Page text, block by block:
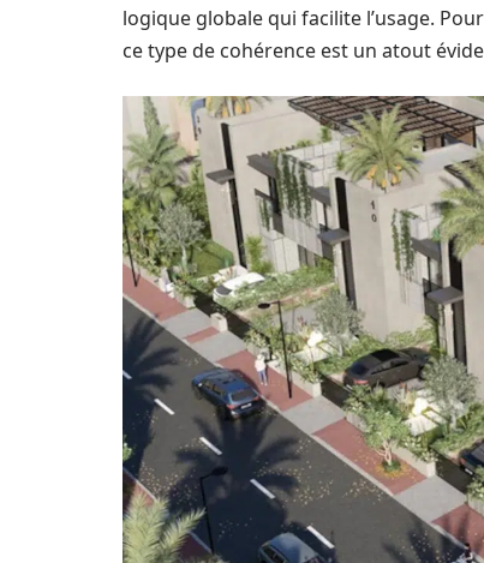
logique globale qui facilite l’usage.
ce type de cohérence est un atout